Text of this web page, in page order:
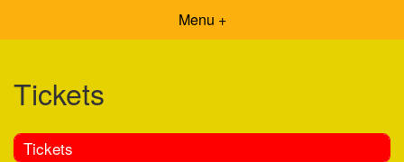
Menu +
Tickets
Tickets